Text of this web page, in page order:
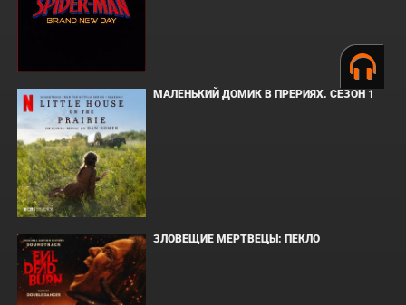
МАЛЕНЬКИЙ ДОМИК В ПРЕРИЯХ. СЕЗОН 1
ЗЛОВЕЩИЕ МЕРТВЕЦЫ: ПЕКЛО